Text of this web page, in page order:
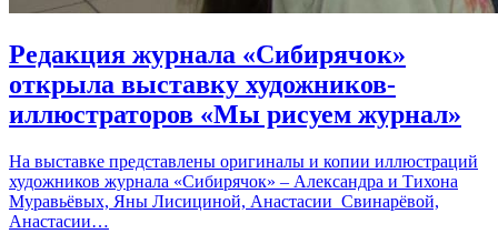
Редакция журнала «Сибирячок»
открыла выставку художников-
иллюстраторов «Мы рисуем журнал»
На выставке представлены оригиналы и копии иллюстраций
художников журнала «Сибирячок» – Александра и Тихона
Муравьёвых, Яны Лисициной, Анастасии Свинарёвой,
Анастасии…